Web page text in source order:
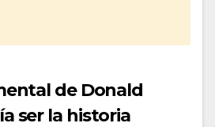
de Donald
ser la historia